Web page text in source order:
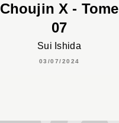
Choujin X - Tome
07
Sui Ishida
03/07/2024